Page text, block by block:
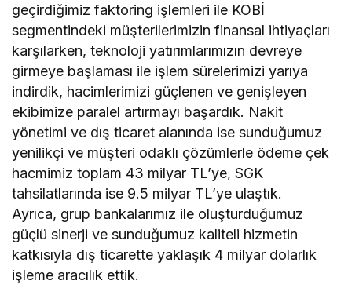
geçirdiğimiz faktoring işlemleri ile KOBİ
segmentindeki müşterilerimizin finansal ihtiyaçları
karşılarken, teknoloji yatırımlarımızın devreye
girmeye başlaması ile işlem sürelerimizi yarıya
indirdik, hacimlerimizi güçlenen ve genişleyen
ekibimize paralel artırmayı başardık. Nakit
yönetimi ve dış ticaret alanında ise sunduğumuz
yenilikçi ve müşteri odaklı çözümlerle ödeme çek
hacmimiz toplam 43 milyar TL’ye, SGK
tahsilatlarında ise 9.5 milyar TL’ye ulaştık.
Ayrıca, grup bankalarımız ile oluşturduğumuz
güçlü sinerji ve sunduğumuz kaliteli hizmetin
katkısıyla dış ticarette yaklaşık 4 milyar dolarlık
işleme aracılık ettik.